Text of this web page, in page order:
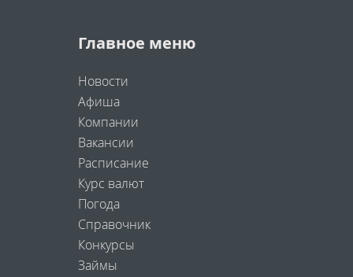
Главное меню
Новости
Афиша
Компании
Вакансии
Расписание
Курс валют
Погода
Справочник
Конкурсы
Займы